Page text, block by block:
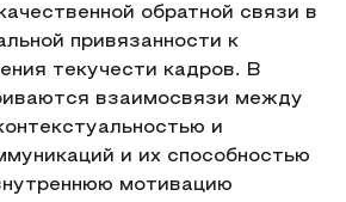
обратной связи в
привязанности к
текучести кадров. В
взаимосвязи между
и
и их способностью
мотивацию